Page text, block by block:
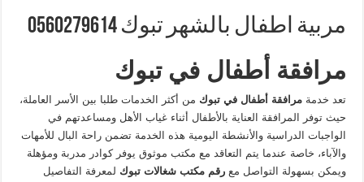
مربية اطفال بالشهر تبوك 0560279614
مرافقة أطفال في تبوك
تعد خدمةمرافقة أطفال في تبوك من أكثر الخدمات طلبا بين الأسر العاملة،
حيث توفر المرافقة العناية بالأطفال أثناء غياب الأهل ومساعدتهم في
الواجبات الدراسية والأنشطة اليومية هذه الخدمة تضمن راحة البال للأمهات
والآباء، خاصة عندما يتم التعاقد مع مكتب موثوق يوفر كوادر مدربة ومؤهلة
ويمكن بسهولة التواصل معرقم مكتب شغالات تبوك لمعرفة التفاصيل